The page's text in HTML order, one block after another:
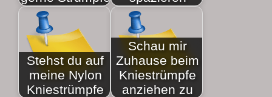
Stehst du auf
meine Nylon
Kniestrümpfe
Schau mir
Zuhause beim
Kniestrümpfe
anziehen zu